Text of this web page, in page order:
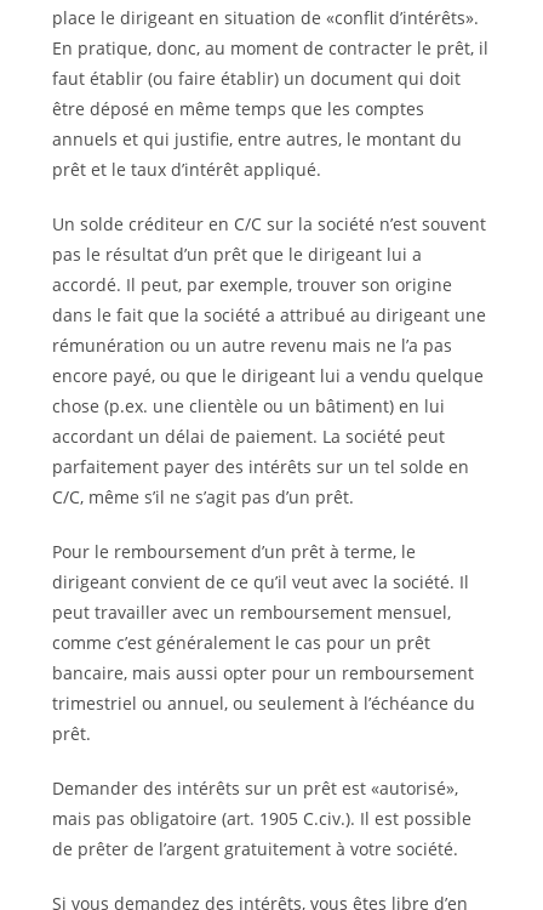
place le dirigeant en situation de «conflit d’intérêts».
En pratique, donc, au moment de contracter le prêt, il
faut établir (ou faire établir) un document qui doit
être déposé en même temps que les comptes
annuels et qui justifie, entre autres, le montant du
prêt et le taux d’intérêt appliqué.
Un solde créditeur en C/C sur la société n’est souvent
pas le résultat d’un prêt que le dirigeant lui a
accordé. Il peut, par exemple, trouver son origine
dans le fait que la société a attribué au dirigeant une
rémunération ou un autre revenu mais ne l’a pas
encore payé, ou que le dirigeant lui a vendu quelque
chose (p.ex. une clientèle ou un bâtiment) en lui
accordant un délai de paiement. La société peut
parfaitement payer des intérêts sur un tel solde en
C/C, même s’il ne s’agit pas d’un prêt.
Pour le remboursement d’un prêt à terme, le
dirigeant convient de ce qu’il veut avec la société. Il
peut travailler avec un remboursement mensuel,
comme c’est généralement le cas pour un prêt
bancaire, mais aussi opter pour un remboursement
trimestriel ou annuel, ou seulement à l’échéance du
prêt.
Demander des intérêts sur un prêt est «autorisé»,
mais pas obligatoire (art. 1905 C.civ.). Il est possible
de prêter de l’argent gratuitement à votre société.
Si vous demandez des intérêts, vous êtes libre d’en